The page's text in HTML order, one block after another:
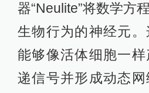
器“Neulite”将数学方
生物行为的神经元
能够像活体细胞一
递信号并形成动态